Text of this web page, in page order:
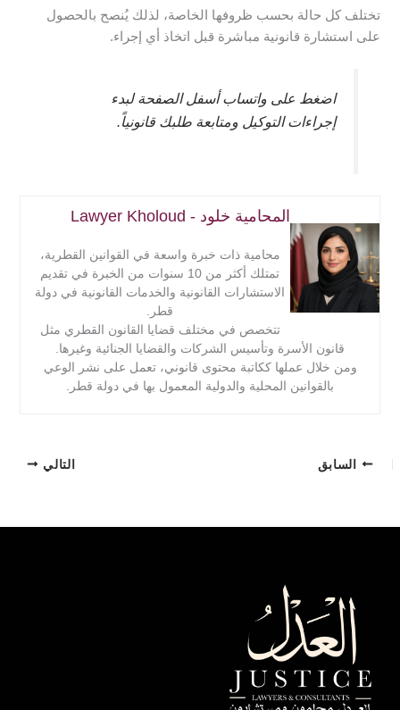
تختلف كل حالة بحسب ظروفها الخاصة، لذلك يُنصح بالحصول
على استشارة قانونية مباشرة قبل اتخاذ أي إجراء.
اضغط على واتساب أسفل الصفحة لبدء
إجراءات التوكيل ومتابعة طلبك قانونياً.
المحامية خلود - Lawyer Kholoud
محامية ذات خبرة واسعة في القوانين القطرية،
تمتلك أكثر من 10 سنوات من الخبرة في تقديم
الاستشارات القانونية والخدمات القانونية في دولة
قطر.
تتخصص في مختلف قضايا القانون القطري مثل
قانون الأسرة وتأسيس الشركات والقضايا الجنائية وغيرها.
ومن خلال عملها ككاتبة محتوى قانوني، تعمل على نشر الوعي
بالقوانين المحلية والدولية المعمول بها في دولة قطر.
السابق التالي